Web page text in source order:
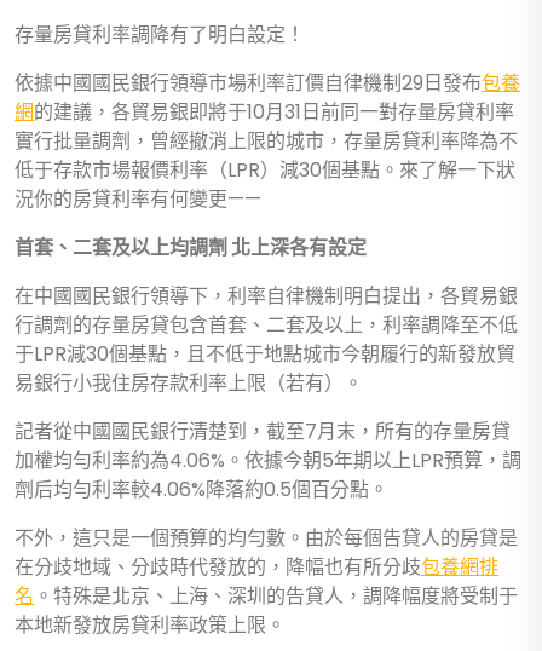
存量房貸利率調降有了明白設定！
依據中國國民銀行領導市場利率訂價自律機制29日發布包養
網的建議，各貿易銀即將于10月31日前同一對存量房貸利率
實行批量調劑，曾經撤消上限的城市，存量房貸利率降為不
低于存款市場報價利率（LPR）減30個基點。來了解一下狀
況你的房貸利率有何變更——
首套、二套及以上均調劑 北上深各有設定
在中國國民銀行領導下，利率自律機制明白提出，各貿易銀
行調劑的存量房貸包含首套、二套及以上，利率調降至不低
于LPR減30個基點，且不低于地點城市今朝履行的新發放貿
易銀行小我住房存款利率上限（若有）。
記者從中國國民銀行清楚到，截至7月末，所有的存量房貸
加權均勻利率約為4.06%。依據今朝5年期以上LPR預算，調
劑后均勻利率較4.06%降落約0.5個百分點。
不外，這只是一個預算的均勻數。由於每個告貸人的房貸是
在分歧地域、分歧時代發放的，降幅也有所分歧包養網排
名 。特殊是北京、上海、深圳的告貸人，調降幅度將受制于
本地新發放房貸利率政策上限。